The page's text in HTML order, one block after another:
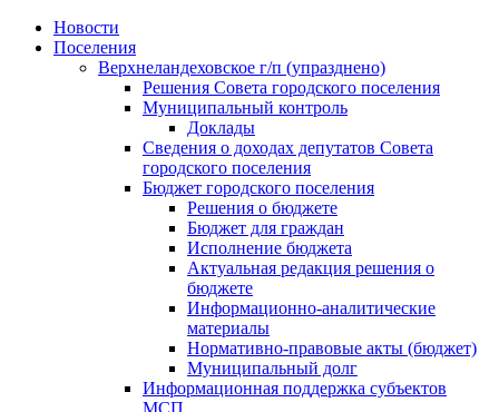
Skip
Новости
Поселения
Верхнеландеховское г/п (упразднено)
Решения Совета городского поселения
Муниципальный контроль
Доклады
Сведения о доходах депутатов Совета
городского поселения
Бюджет городского поселения
Решения о бюджете
Бюджет для граждан
Исполнение бюджета
Актуальная редакция решения о
бюджете
Информационно-аналитические
материалы
Нормативно-правовые акты (бюджет)
Муниципальный долг
Информационная поддержка субъектов
МСП